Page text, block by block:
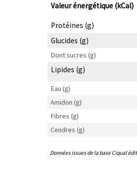
Valeur énergétique (kCal)
Protéines (g)
Glucides (g)
Dont sucres (g)
Lipides (g)
Eau (g)
Amidon (g)
Fibres (g)
Cendres (g)
Données issues de la base Ciqual